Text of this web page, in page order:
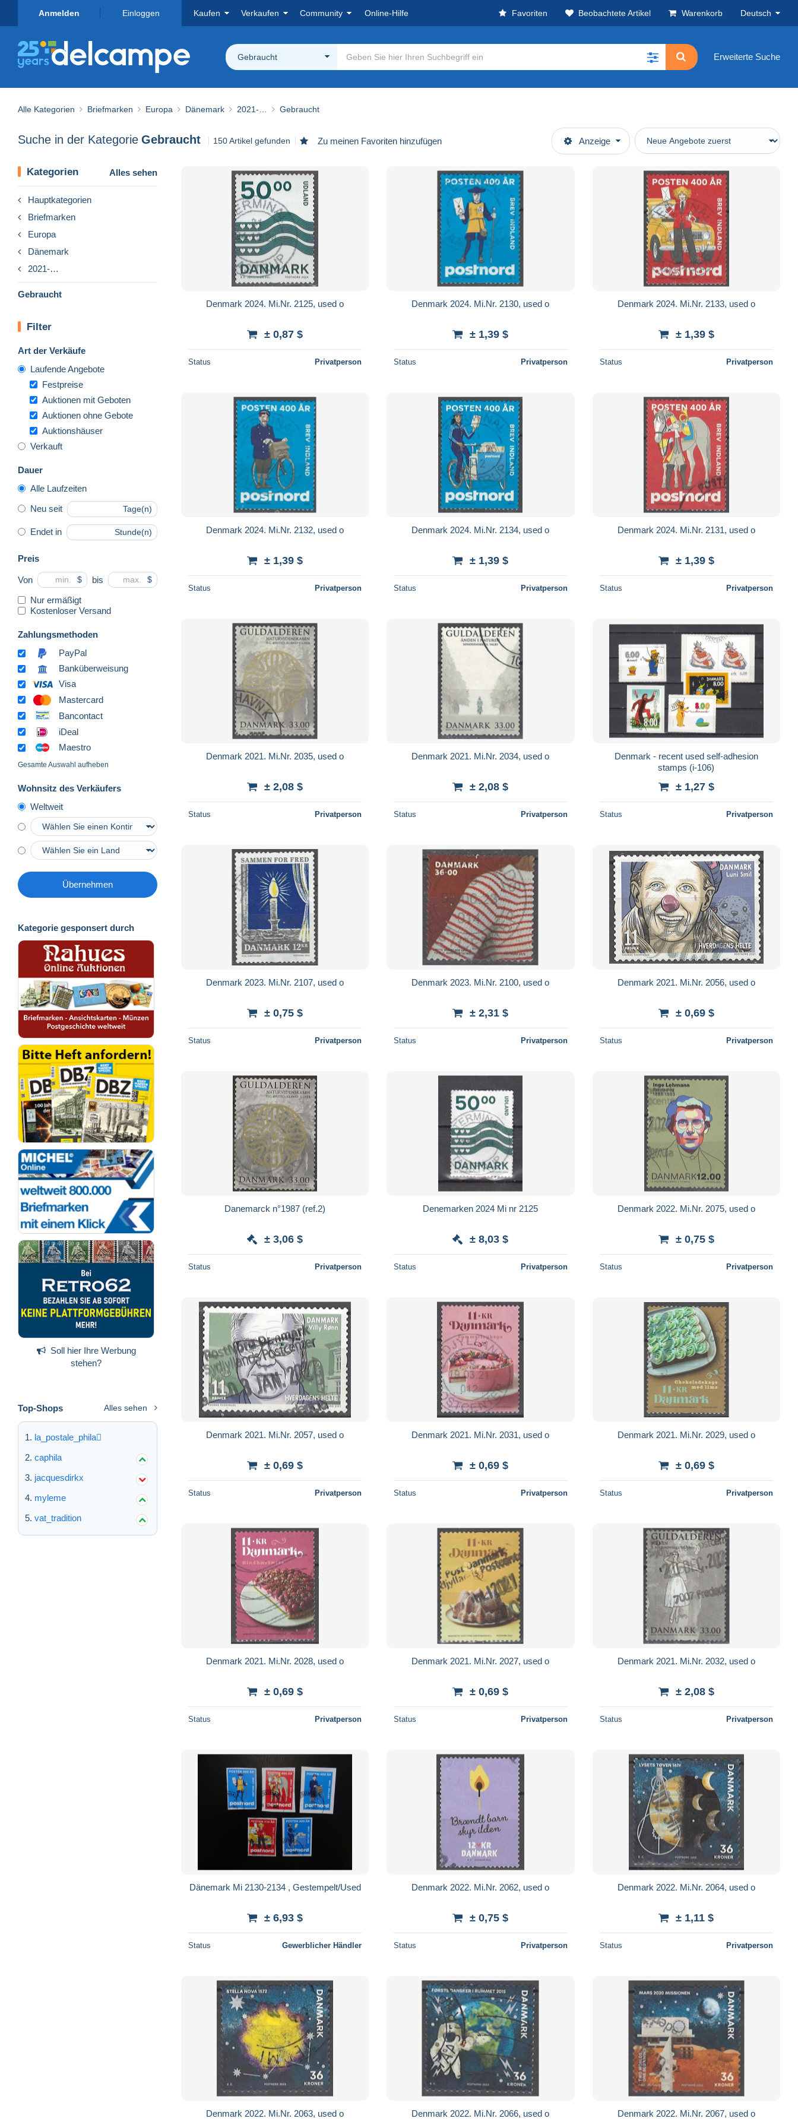
Anmelden Einloggen Kaufen Verkaufen Community Online-Hilfe Favoriten Beobachtete Artikel Warenkorb Deutsch
Gebraucht Erweiterte Suche
Alle Kategorien Briefmarken Europa Dänemark 2021-… Gebraucht
Suche in der Kategorie Gebraucht 150 Artikel gefunden Zu meinen Favoriten hinzufügen Anzeige
Kategorien Alles sehen
Hauptkategorien
Briefmarken
Europa
Dänemark
2021-…
Gebraucht
Filter
Art der Verkäufe
Laufende Angebote
Festpreise
Auktionen mit Geboten
Auktionen ohne Gebote
Auktionshäuser
Verkauft
Dauer
Alle Laufzeiten
Neu seit Tage(n)
Endet in Stunde(n)
Preis
Von $ bis $
Nur ermäßigt
Kostenloser Versand
Zahlungsmethoden
PayPal
Banküberweisung
Visa
Mastercard
Bancontact
iDeal
Maestro
Gesamte Auswahl aufheben
Wohnsitz des Verkäufers
Weltweit
Übernehmen
Kategorie gesponsert durch
Soll hier Ihre Werbung
stehen?
Top-Shops Alles sehen
la_postale_phila
caphila
jacquesdirkx
myleme
vat_tradition
Denmark 2024. Mi.Nr. 2125, used o
± 0,87 $
Status Privatperson
Denmark 2024. Mi.Nr. 2130, used o
± 1,39 $
Status Privatperson
Denmark 2024. Mi.Nr. 2133, used o
± 1,39 $
Status Privatperson
Denmark 2024. Mi.Nr. 2132, used o
± 1,39 $
Status Privatperson
Denmark 2024. Mi.Nr. 2134, used o
± 1,39 $
Status Privatperson
Denmark 2024. Mi.Nr. 2131, used o
± 1,39 $
Status Privatperson
Denmark 2021. Mi.Nr. 2035, used o
± 2,08 $
Status Privatperson
Denmark 2021. Mi.Nr. 2034, used o
± 2,08 $
Status Privatperson
Denmark - recent used self-adhesion
stamps (i-106)
± 1,27 $
Status Privatperson
Denmark 2023. Mi.Nr. 2107, used o
± 0,75 $
Status Privatperson
Denmark 2023. Mi.Nr. 2100, used o
± 2,31 $
Status Privatperson
Denmark 2021. Mi.Nr. 2056, used o
± 0,69 $
Status Privatperson
Danemarck n°1987 (ref.2)
± 3,06 $
Status Privatperson
Denemarken 2024 Mi nr 2125
± 8,03 $
Status Privatperson
Denmark 2022. Mi.Nr. 2075, used o
± 0,75 $
Status Privatperson
Denmark 2021. Mi.Nr. 2057, used o
± 0,69 $
Status Privatperson
Denmark 2021. Mi.Nr. 2031, used o
± 0,69 $
Status Privatperson
Denmark 2021. Mi.Nr. 2029, used o
± 0,69 $
Status Privatperson
Denmark 2021. Mi.Nr. 2028, used o
± 0,69 $
Status Privatperson
Denmark 2021. Mi.Nr. 2027, used o
± 0,69 $
Status Privatperson
Denmark 2021. Mi.Nr. 2032, used o
± 2,08 $
Status Privatperson
Dänemark Mi 2130-2134 , Gestempelt/Used
± 6,93 $
Status Gewerblicher Händler
Denmark 2022. Mi.Nr. 2062, used o
± 0,75 $
Status Privatperson
Denmark 2022. Mi.Nr. 2064, used o
± 1,11 $
Status Privatperson
Denmark 2022. Mi.Nr. 2063, used o Denmark 2022. Mi.Nr. 2066, used o Denmark 2022. Mi.Nr. 2067, used o